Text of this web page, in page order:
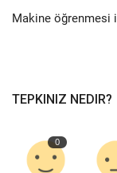
Makine öğrenmesi
TEPKINIZ NEDIR?
0